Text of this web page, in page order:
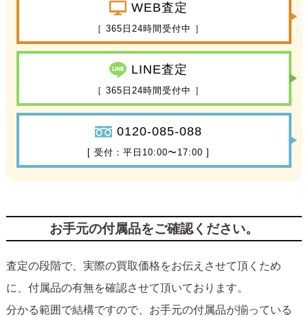
WEB査定
［ 365日24時間受付中 ］
LINE査定
［ 365日24時間受付中 ］
0120-085-088
[ 受付：平日10:00〜17:00 ]
お手元の付属品をご確認ください。
査定の段階で、実際の買取価格をお伝えさせて頂くため
に、付属品の有無を確認させて頂いております。
分かる範囲で結構ですので、お手元の付属品が揃っている